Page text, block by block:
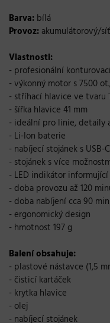
Barva: bílá
Provoz: akumulátorový/
Vlastnosti:
- profesionální
- výkonný motor s 7500
- stříhací hlavice ve tvaru
- šířka hlavice 41 mm
- ideální pro linie, detaily
- Li-Ion baterie
- nabíjecí stojánek s USB-
- stojánek s více
- LED indikátor
- doba provozu až 120
- doba nabíjení cca 90
- ergonomický design
- hmotnost 197 g
Balení obsahuje:
- plastové nástavce (1,5
- čisticí kartáček
- krytka hlavice
- olej
- nabíjecí stojánek